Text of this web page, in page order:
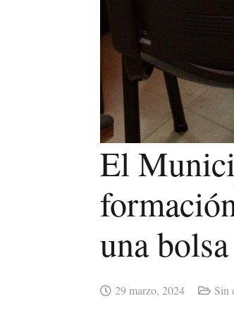
El
una
29 marzo, 2024 Sin